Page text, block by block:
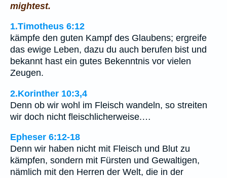
mightest.
1.Timotheus 6:12
kämpfe den guten Kampf des Glaubens; ergreife
das ewige Leben, dazu du auch berufen bist und
bekannt hast ein gutes Bekenntnis vor vielen
Zeugen.
2.Korinther 10:3,4
Denn ob wir wohl im Fleisch wandeln, so streiten
wir doch nicht fleischlicherweise.…
Epheser 6:12-18
Denn wir haben nicht mit Fleisch und Blut zu
kämpfen, sondern mit Fürsten und Gewaltigen,
nämlich mit den Herren der Welt, die in der